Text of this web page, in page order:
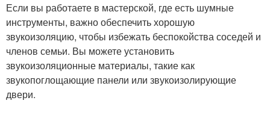
Если вы работаете в мастерской, где есть шумные
инструменты, важно обеспечить хорошую
звукоизоляцию, чтобы избежать беспокойства соседей и
членов семьи. Вы можете установить
звукоизоляционные материалы, такие как
звукопоглощающие панели или звукоизолирующие
двери.